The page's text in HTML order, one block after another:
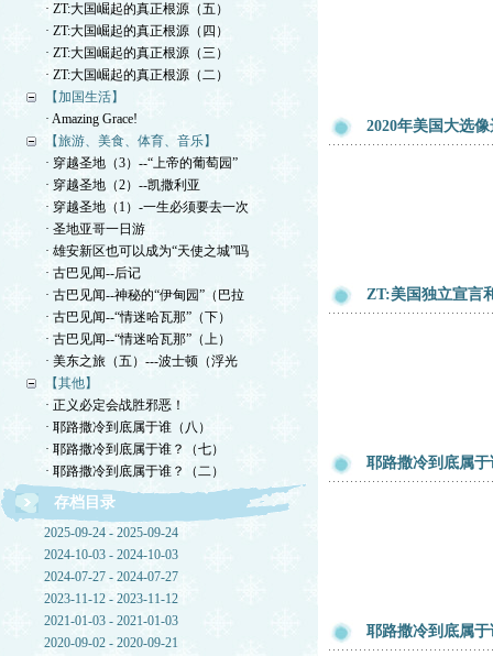
· ZT:大国崛起的真正根源（五）
· ZT:大国崛起的真正根源（四）
· ZT:大国崛起的真正根源（三）
· ZT:大国崛起的真正根源（二）
【加国生活】
· Amazing Grace!
【旅游、美食、体育、音乐】
· 穿越圣地（3）--“上帝的葡萄园”
· 穿越圣地（2）--凯撒利亚
· 穿越圣地（1）-一生必须要去一次
· 圣地亚哥一日游
· 雄安新区也可以成为“天使之城”吗
· 古巴见闻--后记
· 古巴见闻--神秘的“伊甸园”（巴拉
· 古巴见闻--“情迷哈瓦那”（下）
· 古巴见闻--“情迷哈瓦那”（上）
· 美东之旅（五）---波士顿（浮光
【其他】
· 正义必定会战胜邪恶！
· 耶路撒冷到底属于谁（八）
· 耶路撒冷到底属于谁？（七）
· 耶路撒冷到底属于谁？（二）
存档目录
2025-09-24 - 2025-09-24
2024-10-03 - 2024-10-03
2024-07-27 - 2024-07-27
2023-11-12 - 2023-11-12
2021-01-03 - 2021-01-03
2020-09-02 - 2020-09-21
2020年美国大选
ZT:美国独立宣言
耶路撒冷到底属
耶路撒冷到底属